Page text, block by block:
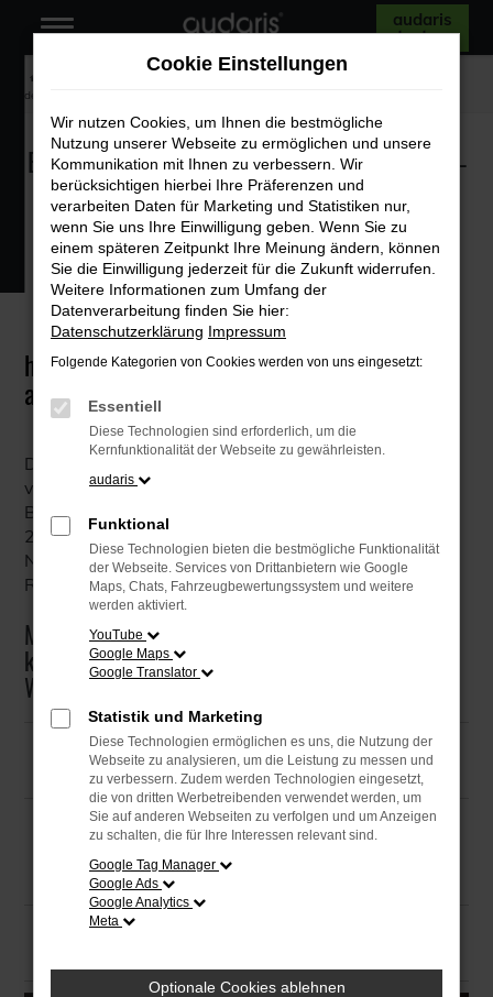
Zum
Hauptinhalt
springen
audaris
testen
Barrierefreiheit Ihrer Website prüfen – mit
dem hürdenlos® Check
BARRIEREFREIHEIT IHRER WEBSITE PRÜFEN –
MIT DEM HÜRDENLOS® CHECK
Jetzt Check anfragen
hürdenlos® Check von GSP Software mit
audaris
Digitale Barrierefreiheit ist nicht nur gesetzlich
vorgeschrieben (z. B. laut
Barrierefreiheitsstärkungsgesetz und EU-Richtlinie
2016/2102) – sie verbessert auch die
Nutzerfreundlichkeit für alle und stärkt Ihre Online-
Reputation.
Mit dem hürdenlos® Check erhalten Sie eine
klare rechtliche Einschätzung zum Status Ihrer
Website
Das ist der hürdenlos® Check
Unsere Zusammenarbeit mit GSP
Software
Cookie Einstellungen
Wir nutzen Cookies, um Ihnen die bestmögliche
Nutzung unserer Webseite zu ermöglichen und unsere
Kommunikation mit Ihnen zu verbessern. Wir
berücksichtigen hierbei Ihre Präferenzen und
verarbeiten Daten für Marketing und Statistiken nur,
wenn Sie uns Ihre Einwilligung geben. Wenn Sie zu
einem späteren Zeitpunkt Ihre Meinung ändern, können
Sie die Einwilligung jederzeit für die Zukunft widerrufen.
Weitere Informationen zum Umfang der
Datenverarbeitung finden Sie hier:
Datenschutzerklärung Impressum
Folgende Kategorien von Cookies werden von uns eingesetzt:
Essentiell
Diese Technologien sind erforderlich, um die
Kernfunktionalität der Webseite zu gewährleisten.
audaris
Funktional
Diese Technologien bieten die bestmögliche Funktionalität
der Webseite. Services von Drittanbietern wie Google
Maps, Chats, Fahrzeugbewertungssystem und weitere
werden aktiviert.
YouTube
Google Maps
Google Translator
Statistik und Marketing
Diese Technologien ermöglichen es uns, die Nutzung der
Webseite zu analysieren, um die Leistung zu messen und
zu verbessern. Zudem werden Technologien eingesetzt,
die von dritten Werbetreibenden verwendet werden, um
Sie auf anderen Webseiten zu verfolgen und um Anzeigen
zu schalten, die für Ihre Interessen relevant sind.
Google Tag Manager
Google Ads
Google Analytics
Meta
Optionale Cookies ablehnen